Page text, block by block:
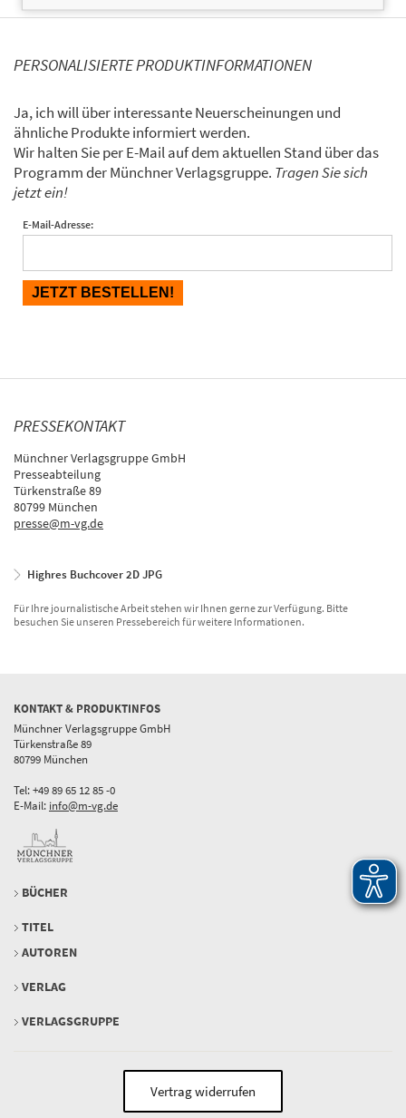
PERSONALISIERTE PRODUKTINFORMATIONEN
Ja, ich will über interessante Neuerscheinungen und
ähnliche Produkte informiert werden.
Wir halten Sie per E-Mail auf dem aktuellen Stand über das
Programm der Münchner Verlagsgruppe. Tragen Sie sich
jetzt ein!
E-Mail-Adresse:
PRESSEKONTAKT
Münchner Verlagsgruppe GmbH
Presseabteilung
Türkenstraße 89
80799 München
presse@m-vg.de
Highres Buchcover 2D JPG
Für Ihre journalistische Arbeit stehen wir Ihnen gerne zur Verfügung. Bitte
besuchen Sie unseren Pressebereich für weitere Informationen.
KONTAKT & PRODUKTINFOS
Münchner Verlagsgruppe GmbH
Türkenstraße 89
80799 München
Tel: +49 89 65 12 85 -0
E-Mail: info@m-vg.de
BÜCHER
TITEL
AUTOREN
VERLAG
VERLAGSGRUPPE
Vertrag widerrufen